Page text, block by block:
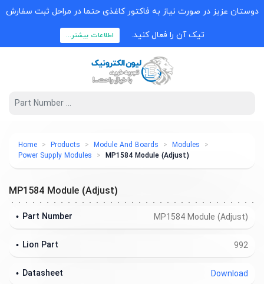
عزیز در صورت نیاز به فاکتور کاغذی حتما در مراحل ثبت سفارش
تیک آن را فعال کنید. اطلاعات بیشتر...
Home Products Module And Boards
Modules
Power Supply Modules
MP1584 Module (Adjust)
MP1584 Module (Adjust)
MP1584 Module (Adjust)
Part Number
992
Lion Part
Download
Datasheet